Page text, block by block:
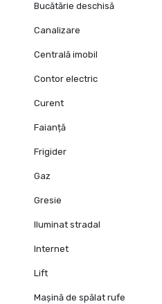
Bucătărie deschisă
Canalizare
Centrală imobil
Contor electric
Curent
Faianță
Frigider
Gaz
Gresie
Iluminat stradal
Internet
Lift
Mașină de spălat rufe